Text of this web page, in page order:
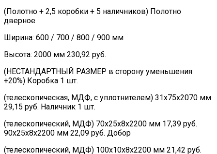
(Полотно + 2,5 коробки + 5 наличников) Полотно
дверное
Ширина: 600 / 700 / 800 / 900 мм
Высота: 2000 мм 230,92 руб.
(НЕСТАНДАРТНЫЙ РАЗМЕР в сторону уменьшения
+20%) Коробка 1 шт.
(телескопическая, МДФ, с уплотнителем) 31х75х2070 мм
29,15 руб. Наличник 1 шт.
(телескопический, МДФ) 70х25х8х2200 мм 17,39 руб.
90х25х8х2200 мм 22,09 руб. Добор
(телескопический, МДФ) 100х10х8х2200 мм 21,42 руб.